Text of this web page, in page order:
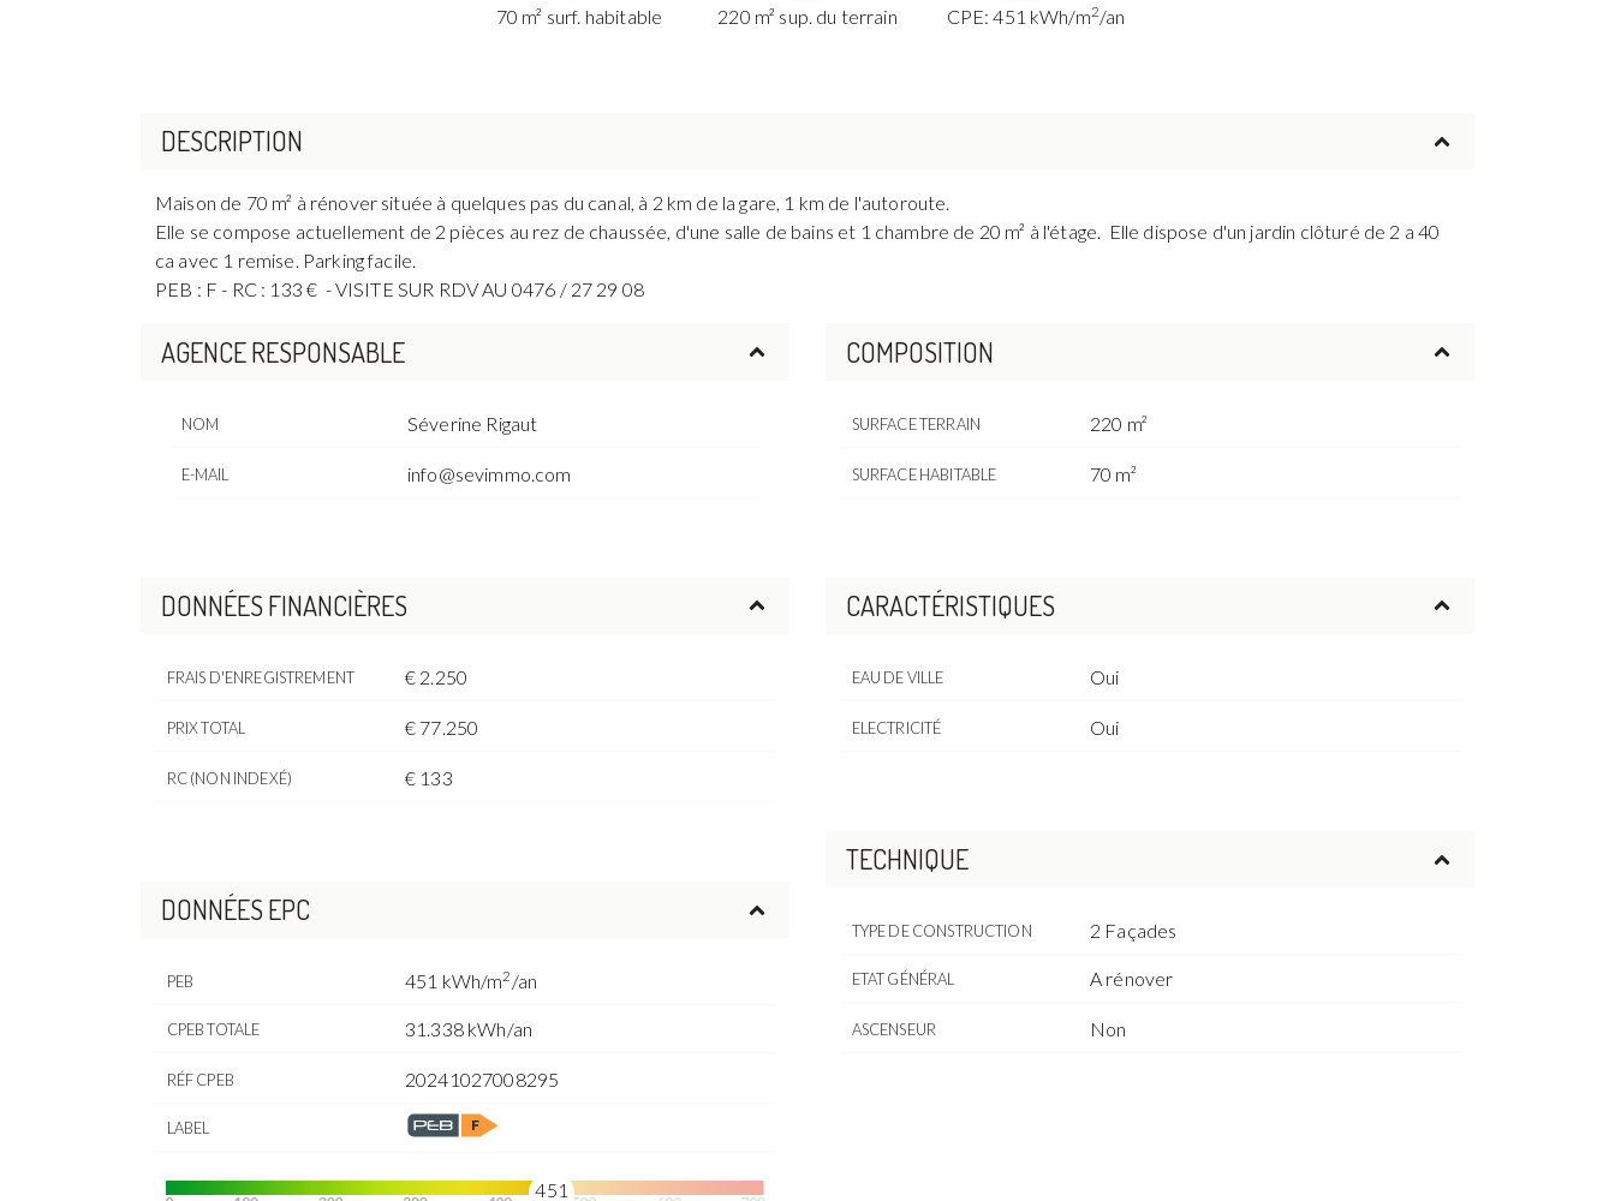
70 m² surf. habitable 220 m² sup. du terrain CPE: 451 kWh/m2/an
DESCRIPTION
Maison de 70 m² à rénover située à quelques pas du canal, à 2 km de la gare, 1 km de l'autoroute.
Elle se compose actuellement de 2 pièces au rez de chaussée, d'une salle de bains et 1 chambre de 20 m² à l'étage. Elle dispose d'un jardin clôturé de 2 a 40
ca avec 1 remise. Parking facile.
PEB : F - RC : 133 € - VISITE SUR RDV AU 0476 / 27 29 08
AGENCE RESPONSABLE
NOM Séverine Rigaut
E-MAIL info@sevimmo.com
DONNÉES FINANCIÈRES
FRAIS D'ENREGISTREMENT € 2.250
PRIX TOTAL € 77.250
RC (NON INDEXÉ) € 133
DONNÉES EPC
PEB 451 kWh/m2 /an
CPEB TOTALE 31.338 kWh/an
RÉF CPEB 20241027008295
LABEL
451
COMPOSITION
SURFACE TERRAIN 220 m²
SURFACE HABITABLE 70 m²
CARACTÉRISTIQUES
EAU DE VILLE Oui
ELECTRICITÉ Oui
TECHNIQUE
TYPE DE CONSTRUCTION 2 Façades
ETAT GÉNÉRAL A rénover
ASCENSEUR Non